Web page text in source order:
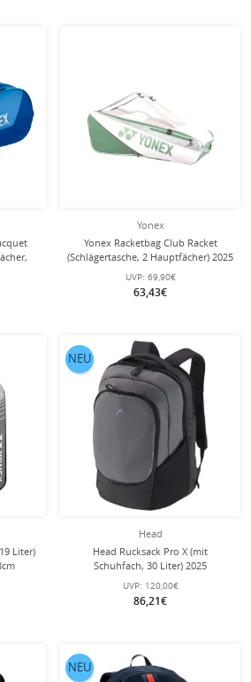
Yonex
Yonex Racketbag Club Racket
(Schlägertasche, 2 Hauptfächer) 2025
weiss 6er
UVP: 69,90€
63,43€
Liter)
Head
Head Rucksack Pro X (mit
Schuhfach, 30 Liter) 2025
dunkelgrau/schwarz
UVP: 120,00€
86,21€
NEU
NEU